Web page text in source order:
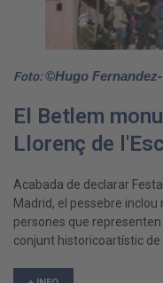
Foto:©Hugo
El Betlem
Llorenç de
Acabada de declarar
Madrid, el pessebre inclou
persones que
conjunt historicoartístic de